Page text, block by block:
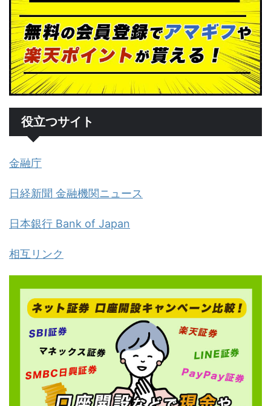
役立つサイト
金融庁
日経新聞 金融機関ニュース
日本銀行 Bank of Japan
相互リンク